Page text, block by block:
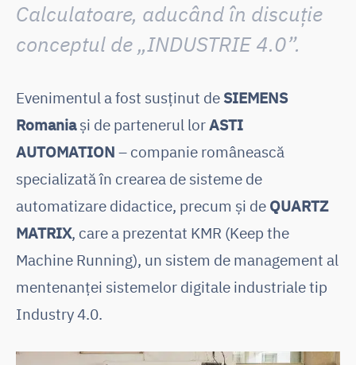
Calculatoare, aducând în discuție
conceptul de „INDUSTRIE 4.0”.
Evenimentul a fost susținut deSIEMENS
Romaniași de partenerul lorASTI
AUTOMATION – companie românească
specializată în crearea de sisteme de
automatizare didactice, precum și de QUARTZ
MATRIX, care a prezentat KMR (Keep the
Machine Running), un sistem de management al
mentenanței sistemelor digitale industriale tip
Industry 4.0.